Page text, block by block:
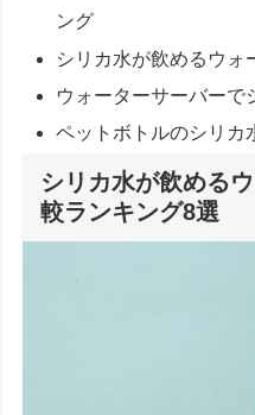
ング
シリカ水が飲めるウォ
ウォーターサーバーで
ペットボトルのシリカ
シリカ水が飲める
較ランキング8選